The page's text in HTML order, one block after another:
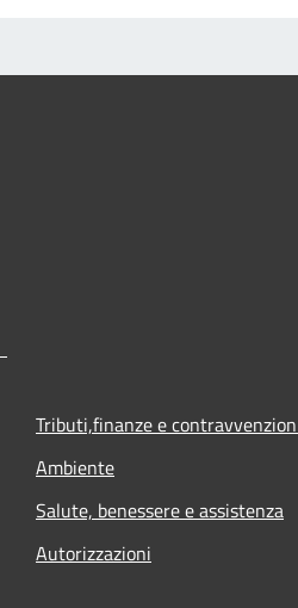
Tributi,finanze e
Ambiente
Salute, benessere e assistenza
Autorizzazioni